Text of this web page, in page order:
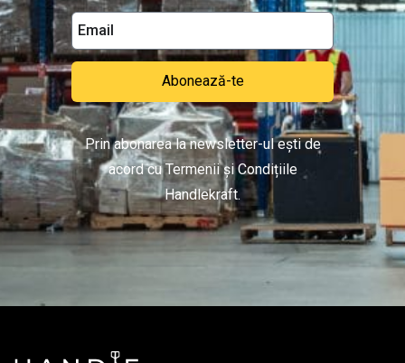
Abonează-te
Prin abonarea la newsletter-ul ești de
acord cu Termenii și Condițiile
Handlekraft.